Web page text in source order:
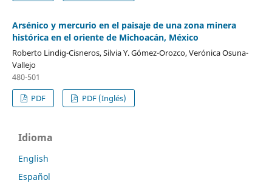
Arsénico y mercurio en el paisaje de una zona minera
histórica en el oriente de Michoacán, México
Roberto Lindig-Cisneros, Silvia Y. Gómez-Orozco, Verónica Osuna-
Vallejo
480-501
PDF
PDF (Inglés)
Idioma
English
Español